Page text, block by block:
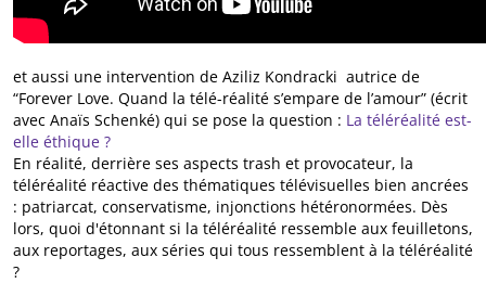
et aussi une intervention de Aziliz Kondracki autrice de
“Forever Love. Quand la télé-réalité s’empare de l’amour” (écrit
avec Anaïs Schenké) qui se pose la question : La téléréalité est-
elle éthique ?
En réalité, derrière ses aspects trash et provocateur, la
téléréalité réactive des thématiques télévisuelles bien ancrées
: patriarcat, conservatisme, injonctions hétéronormées. Dès
lors, quoi d'étonnant si la téléréalité ressemble aux feuilletons,
aux reportages, aux séries qui tous ressemblent à la téléréalité
?